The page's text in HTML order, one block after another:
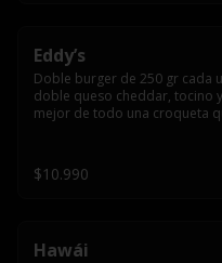
Eddy’s
Doble burger de 250 gr cada
doble queso cheddar, tocino
mejor de todo una croqueta
$10.990
Hawái